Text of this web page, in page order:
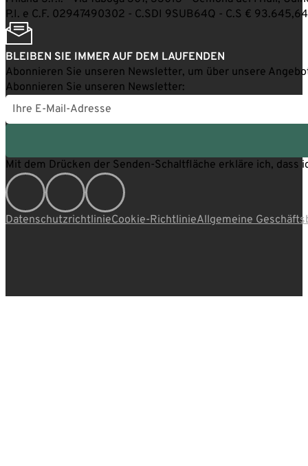
P.I. e C.F. 02947490302 - C.SDI 9SUB64Q - C.S € 93.645,64
BLEIBEN SIE IMMER AUF DEM LAUFENDEN
Abonnieren Sie unseren Newsletter, um über unsere
Abonnieren Sie unseren Newsletter:
Mit dem Drücken der Senden-Schaltfläche erkläre ich, dass
Seguici su Instagram
Seguici su Facebook
Seguici su LinkedIn
DatenschutzrichtlinieCookie-RichtlinieAllgemeine